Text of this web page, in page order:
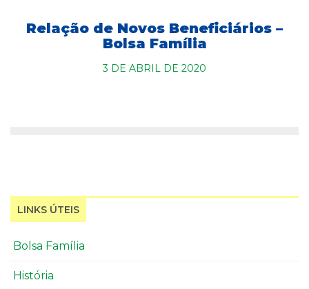
Relação de Novos Beneficiários –
Bolsa Família
3 DE ABRIL DE 2020
LINKS ÚTEIS
Bolsa Família
História